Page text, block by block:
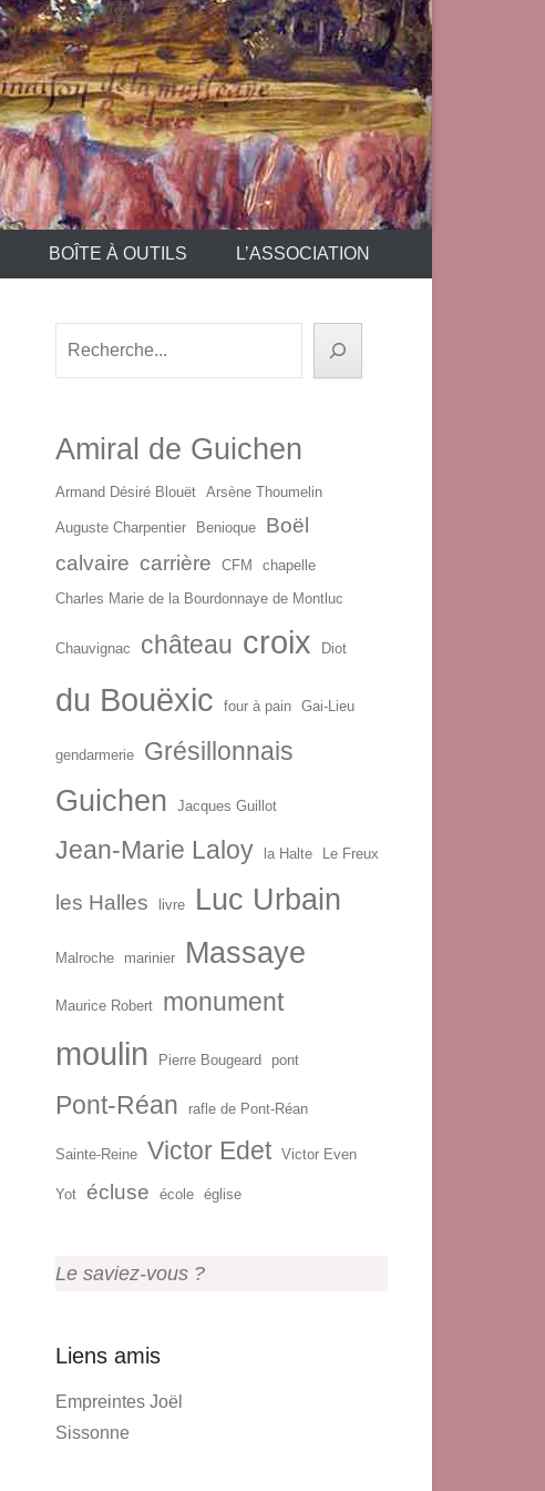
BOÎTE À OUTILS L’ASSOCIATION
Amiral de Guichen
Armand Désiré Blouët Arsène Thoumelin
Auguste Charpentier Benioque
Boël
calvaire carrière CFM
chapelle
Charles Marie de la Bourdonnaye de Montluc
Chauvignac château croix Diot
du Bouëxic four à pain Gai-Lieu
gendarmerie Grésillonnais
Guichen Jacques Guillot
Jean-Marie Laloy la Halte Le Freux
les Halles livre Luc Urbain
Malroche marinier Massaye
Maurice Robert monument
moulin Pierre Bougeard pont
Pont-Réan rafle de Pont-Réan
Sainte-Reine Victor Edet Victor Even
Yot écluse école église
Le saviez-vous ?
Liens amis
Empreintes Joël
Sissonne